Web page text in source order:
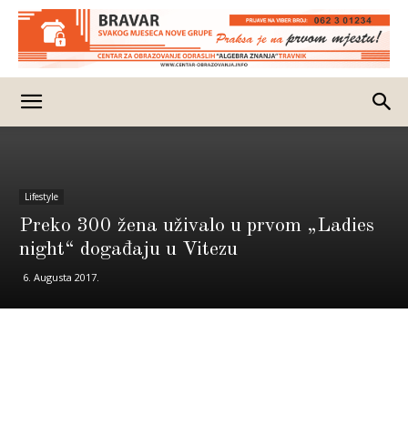
Lifestyle
Preko 300 žena uživalo u prvom „Ladies
night“ događaju u Vitezu
6. Augusta 2017.